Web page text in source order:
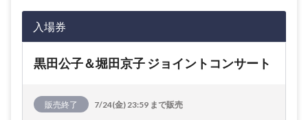
入場券
黒田公子＆堀田京子 ジョイントコンサート
販売終了 7/24(金) 23:59 まで販売